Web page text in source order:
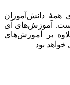
همۀ دانش‌آموزان
آموزش‌های آی
بر آموزش‌های
بود